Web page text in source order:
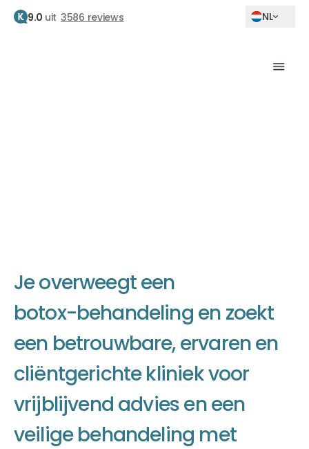
9.0 uit 3586 reviews NL
Jeoverweegteen
botox-behandeling en zoekt
een betrouwbare,ervarenen
cliëntgerichtekliniekvoor
vrijblijvend advieseneen
veiligebehandeling met